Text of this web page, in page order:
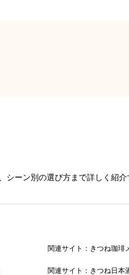
ーン別の選び方まで詳しく紹介
関連サイト：きつね珈琲
関連サイト：きつね日本